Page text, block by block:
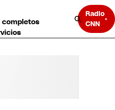
completos
Radio
CNN